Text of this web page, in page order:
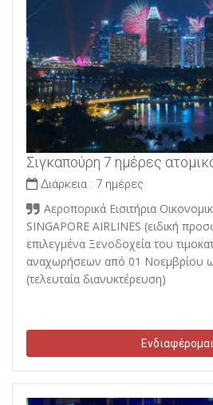
Σιγκαπούρη 7 ημέρες
Διάρκεια : 7 ημέρες
Αεροπορικά Εισιτήρια
SINGAPORE AIRLINES (ειδική
επιλεγμένα Ξενοδοχεία του
αναχωρήσεων από 01 Νοεμβρίου
(τελευταία διανυκτέρευση)